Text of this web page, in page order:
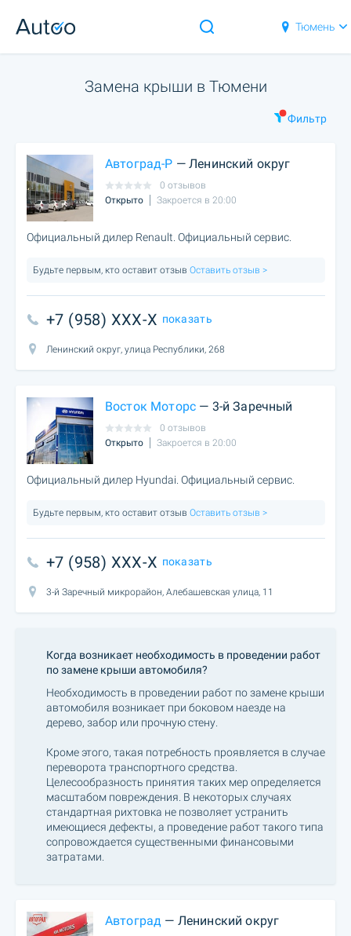
Тюмень
Замена крыши в Тюмени
Фильтр
Автоград-Р — Ленинский округ
0 отзывов
Открыто
Закроется в 20:00
Официальный дилер Renault. Официальный сервис.
Будьте первым, кто оставит отзыв Оставить отзыв >
+7 (958) XXX-X показать
Ленинский округ, улица Республики, 268
Восток Моторс — 3-й Заречный
0 отзывов
Открыто
Закроется в 20:00
Официальный дилер Hyundai. Официальный сервис.
Будьте первым, кто оставит отзыв Оставить отзыв >
+7 (958) XXX-X показать
3-й Заречный микрорайон, Алебашевская улица, 11
Когда возникает необходимость в проведении работ
по замене крыши автомобиля?
Необходимость в проведении работ по замене крыши
автомобиля возникает при боковом наезде на
дерево, забор или прочную стену.
Кроме этого, такая потребность проявляется в случае
переворота транспортного средства.
Целесообразность принятия таких мер определяется
масштабом повреждения. В некоторых случаях
стандартная рихтовка не позволяет устранить
имеющиеся дефекты, а проведение работ такого типа
сопровождается существенными финансовыми
затратами.
Автоград — Ленинский округ